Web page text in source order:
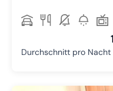
Durchschnitt pro Nacht